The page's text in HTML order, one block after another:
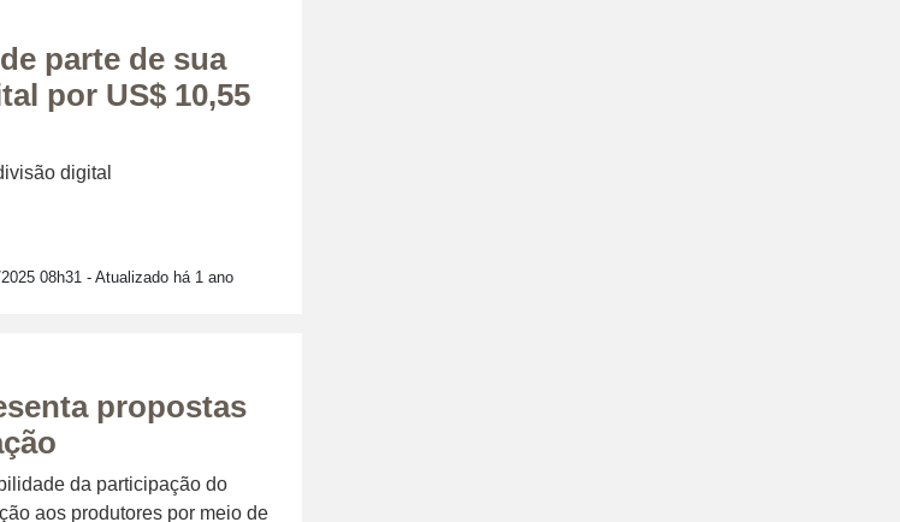
parte de sua
por US$ 10,55
digital
08h31 - Atualizado há 1 ano
propostas
da participação do
aos produtores por meio de